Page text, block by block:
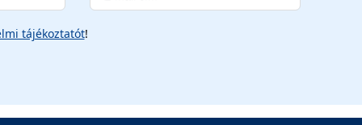
tájékoztatót!